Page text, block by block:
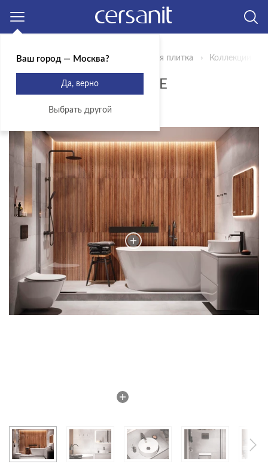
Главная Продукты Керамическая плитка Коллекции
КОЛЛЕКЦИЯ BALANCE
ЭКСКЛЮЗИВ
Ваш город — Москва?
Да, верно
Выбрать другой